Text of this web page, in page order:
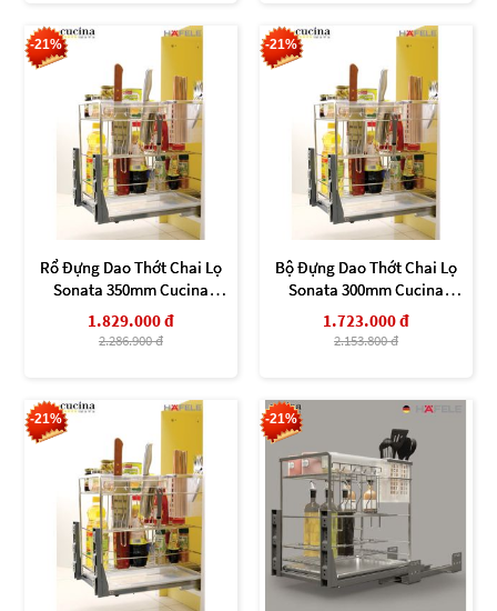
-21%
Rổ Đựng Dao Thớt Chai Lọ
Sonata 350mm Cucina
549.20.214
1.829.000 đ
2.286.900 đ
-21%
Bộ Đựng Dao Thớt Chai Lọ
Sonata 300mm Cucina
549.20.213
1.723.000 đ
2.153.800 đ
-21% -21%